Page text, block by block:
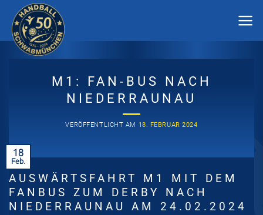
Inhalt
springen
M1: FAN-BUS NACH
NIEDERRAUNAU
VERÖFFENTLICHT AM 18. FEBRUAR 2024
18
Feb.
AUSWÄRTSFAHRT M1 MIT DEM
FANBUS ZUM DERBY NACH
NIEDERRAUNAU AM 24.02.2024